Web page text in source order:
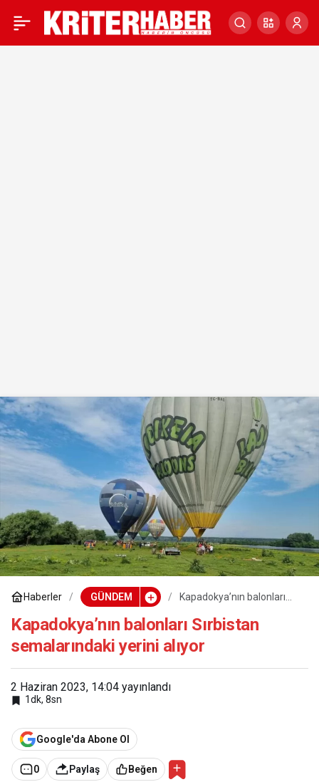
Haberler GÜNDEM
Kapadokya’nın balonları
yerini alıyor
Kapadokya’nın balonları Sırbistan
semalarındaki yerini alıyor
2 Haziran 2023, 14:04 yayınlandı
1dk, 8sn
Google'da Abone Ol
0 Paylaş Beğen
Kapadokya’nın balonları 0